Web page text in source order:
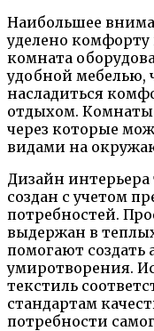
Наибольшее
уделено
комната
удобной мебелью,
насладиться
отдыхом.
через которые
видами на
Дизайн интерьера
создан с учетом
потребностей.
выдержан в
помогают создать
умиротворения.
текстиль
стандартам
потребности